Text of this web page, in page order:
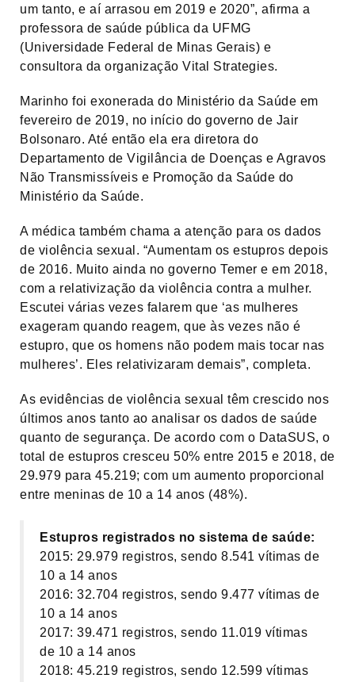
um tanto, e aí arrasou em 2019 e 2020”, afirma a
professora de saúde pública da UFMG
(Universidade Federal de Minas Gerais) e
consultora da organização Vital Strategies.
Marinho foi exonerada do Ministério da Saúde em
fevereiro de 2019, no início do governo de Jair
Bolsonaro. Até então ela era diretora do
Departamento de Vigilância de Doenças e Agravos
Não Transmissíveis e Promoção da Saúde do
Ministério da Saúde.
A médica também chama a atenção para os dados
de violência sexual. “Aumentam os estupros depois
de 2016. Muito ainda no governo Temer e em 2018,
com a relativização da violência contra a mulher.
Escutei várias vezes falarem que ‘as mulheres
exageram quando reagem, que às vezes não é
estupro, que os homens não podem mais tocar nas
mulheres’. Eles relativizaram demais”, completa.
As evidências de violência sexual têm crescido nos
últimos anos tanto ao analisar os dados de saúde
quanto de segurança. De acordo com o DataSUS, o
total de estupros cresceu 50% entre 2015 e 2018, de
29.979 para 45.219; com um aumento proporcional
entre meninas de 10 a 14 anos (48%).
Estupros registrados no sistema de saúde:
2015: 29.979 registros, sendo 8.541 vítimas de
10 a 14 anos
2016: 32.704 registros, sendo 9.477 vítimas de
10 a 14 anos
2017: 39.471 registros, sendo 11.019 vítimas
de 10 a 14 anos
2018: 45.219 registros, sendo 12.599 vítimas